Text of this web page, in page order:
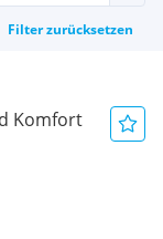
Filter zurücksetzen
Komfort